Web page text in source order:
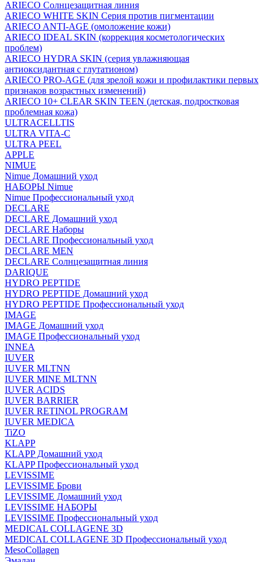
ARIECO Солнцезащитная линия
ARIECO WHITE SKIN Серия против пигментации
ARIECO ANTI-AGE (омоложение кожи)
ARIECO IDEAL SKIN (коррекция косметологических
проблем)
ARIECO HYDRA SKIN (серия увлажняющая
антиоксидантная с глутатионом)
ARIECO PRO-AGE (для зрелой кожи и профилактики первых
признаков возрастных изменений)
ARIECO 10+ CLEAR SKIN TEEN (детская, подростковая
проблемная кожа)
ULTRACELLTIS
ULTRA VITA-C
ULTRA PEEL
APPLE
NIMUE
Nimue Домашний уход
НАБОРЫ Nimue
Nimue Профессиональный уход
DECLARE
DECLARE Домашний уход
DECLARE Наборы
DECLARE Профессиональный уход
DECLARE MEN
DECLARE Солнцезащитная линия
DARIQUE
HYDRO PEPTIDE
HYDRO PEPTIDE Домашний уход
HYDRO PEPTIDE Профессиональный уход
IMAGE
IMAGE Домашний уход
IMAGE Профессиональный уход
INNEA
IUVER
IUVER MLTNN
IUVER MINE MLTNN
IUVER ACIDS
IUVER BARRIER
IUVER RETINOL PROGRAM
IUVER MEDICA
TiZO
KLAPP
KLAPP Домашний уход
KLAPP Профессиональный уход
LEVISSIME
LEVISSIME Брови
LEVISSIME Домашний уход
LEVISSIME НАБОРЫ
LEVISSIME Профессиональный уход
MEDICAL COLLAGENE 3D
MEDICAL COLLAGENE 3D Профессиональный уход
MesoCollagen